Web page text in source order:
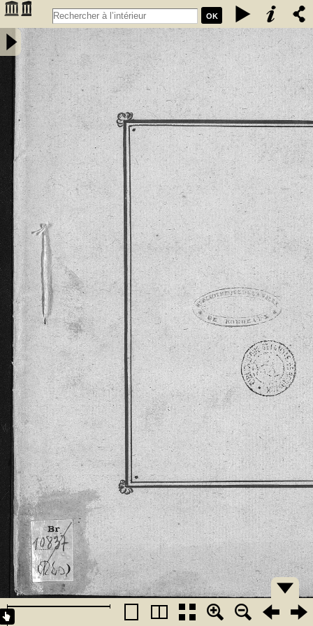
OK
Extrait des coutumes données aux habitants de la chastellenie de
Fumel par les seigneurs de Fumel. Les coustumes, en langage
gascon sont de l'an 1265 et l'Extrait de l'an 1297 -